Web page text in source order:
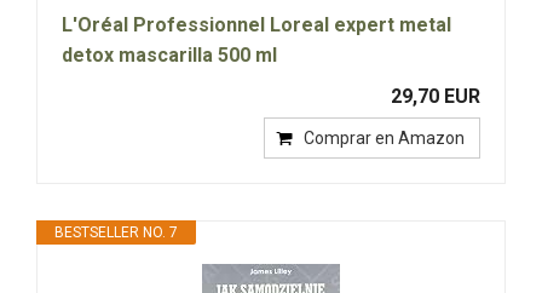
L'Oréal Professionnel Loreal expert metal
detox mascarilla 500 ml
29,70 EUR
Comprar en Amazon
BESTSELLER NO. 7